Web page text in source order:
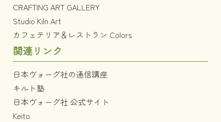
CRAFTING ART GALLERY
Studio Kiln Art
カフェテリア＆レストラン Colors
関連リンク
日本ヴォーグ社の通信講座
キルト塾
日本ヴォーグ社 公式サイト
Keito